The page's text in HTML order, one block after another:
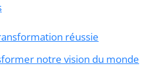
réussie
notre vision du monde